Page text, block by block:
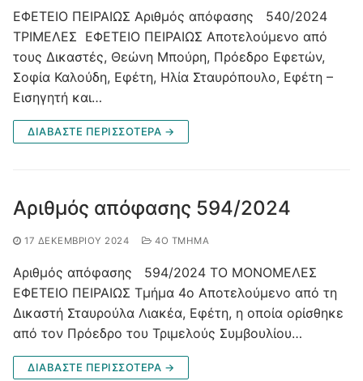
ΕΦΕΤΕΙΟ ΠΕΙΡΑΙΩΣ Αριθμός απόφασης 540/2024
ΤΡΙΜΕΛΕΣ ΕΦΕΤΕΙΟ ΠΕΙΡΑΙΩΣ Αποτελούμενο από
τους Δικαστές, Θεώνη Μπούρη, Πρόεδρο Εφετών,
Σοφία Καλούδη, Εφέτη, Ηλία Σταυρόπουλο, Εφέτη –
Εισηγητή και…
ΔΙΑΒΑΣΤΕ ΠΕΡΙΣΣΟΤΕΡΑ →
Αριθμός απόφασης 594/2024
17 ΔΕΚΕΜΒΡΊΟΥ 2024 4O ΤΜΉΜΑ
Αριθμός απόφασης 594/2024 ΤΟ ΜΟΝΟΜΕΛΕΣ
ΕΦΕΤΕΙΟ ΠΕΙΡΑΙΩΣ Τμήμα 4ο Αποτελούμενο από τη
Δικαστή Σταυρούλα Λιακέα, Εφέτη, η οποία ορίσθηκε
από τον Πρόεδρο του Τριμελούς Συμβουλίου…
ΔΙΑΒΑΣΤΕ ΠΕΡΙΣΣΟΤΕΡΑ →